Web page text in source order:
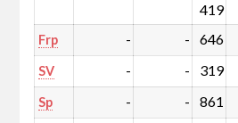
419
Frp - - 646
SV - - 319
Sp - - 861